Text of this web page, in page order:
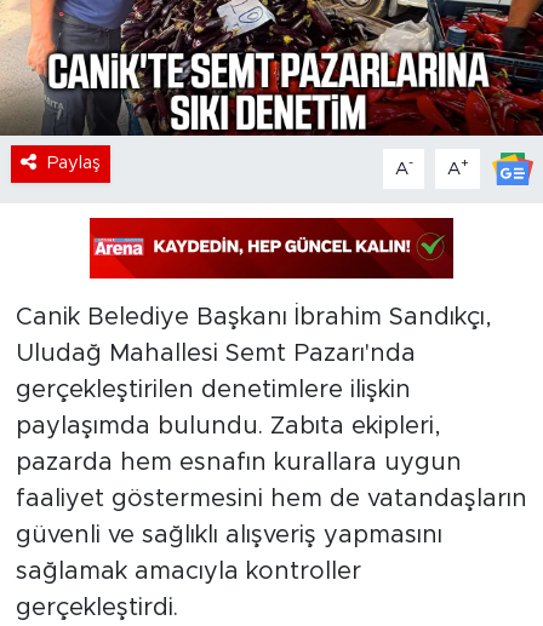
Paylaş A- A+
Canik Belediye Başkanı İbrahim Sandıkçı,
Uludağ Mahallesi Semt Pazarı'nda
gerçekleştirilen denetimlere ilişkin
paylaşımda bulundu. Zabıta ekipleri,
pazarda hem esnafın kurallara uygun
faaliyet göstermesini hem de vatandaşların
güvenli ve sağlıklı alışveriş yapmasını
sağlamak amacıyla kontroller
gerçekleştirdi.